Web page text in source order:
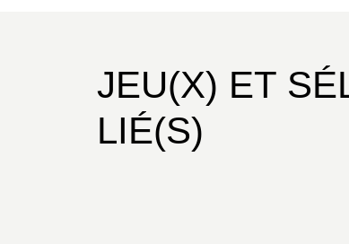
JEU(X) ET
LIÉ(S)